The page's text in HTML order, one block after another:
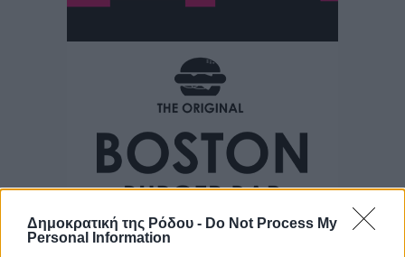
Δημοκρατική της Ρόδου - Do Not Process My
Personal Information